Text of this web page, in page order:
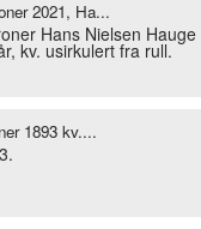
2021, Ha...
Hans Nielsen Hauge
kv. usirkulert fra rull.
1893 kv....